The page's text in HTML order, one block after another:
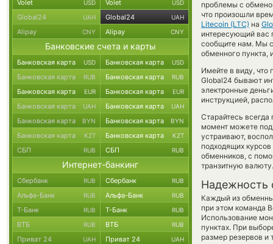
проблемы с
что произошли
Litecoin (LTC) на
интересующий вас
сообщите нам. Мы
обменного пункта,
Имейте в виду, что
Global24 бывают
электронные
инструкцией,
Старайтесь
момент можете
устраивают,
подходящих
обменников, с
транзитную валюту.
Надежность
Каждый из
при этом команда
Использование
пунктах. При
размер резервов и
Volet USD Volet USD
Global24 UAH Global24 UAH
Alipay CNY Alipay CNY
Банковские счета и карты
Банковская карта USD Банковская карта USD
Банковская карта RUB Банковская карта RUB
Банковская карта EUR Банковская карта EUR
Банковская карта UAH Банковская карта UAH
Банковская карта BYN Банковская карта BYN
Банковская карта KZT Банковская карта KZT
СБП RUB СБП RUB
Интернет-банкинг
Сбербанк RUB Сбербанк RUB
Альфа-Банк RUB Альфа-Банк RUB
Т-Банк RUB Т-Банк RUB
ВТБ RUB ВТБ RUB
Приват 24 UAH Приват 24 UAH